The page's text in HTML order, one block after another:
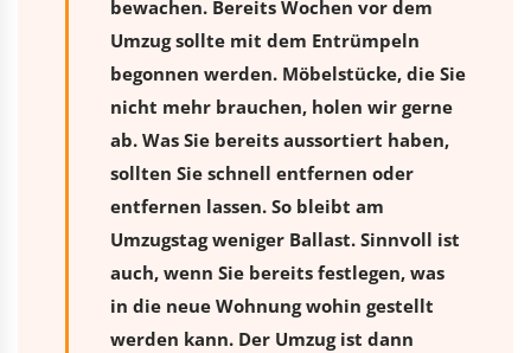
bewachen. Bereits Wochen vor dem
Umzug sollte mit dem Entrümpeln
begonnen werden. Möbelstücke, die Sie
nicht mehr brauchen, holen wir gerne
ab. Was Sie bereits aussortiert haben,
sollten Sie schnell entfernen oder
entfernen lassen. So bleibt am
Umzugstag weniger Ballast. Sinnvoll ist
auch, wenn Sie bereits festlegen, was
in die neue Wohnung wohin gestellt
werden kann. Der Umzug ist dann